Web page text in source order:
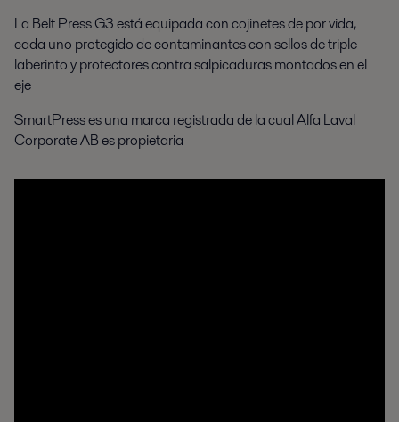
La Belt Press G3 está equipada con cojinetes de por vida,
cada uno protegido de contaminantes con sellos de triple
laberinto y protectores contra salpicaduras montados en el
eje
SmartPress es una marca registrada de la cual Alfa Laval
Corporate AB es propietaria